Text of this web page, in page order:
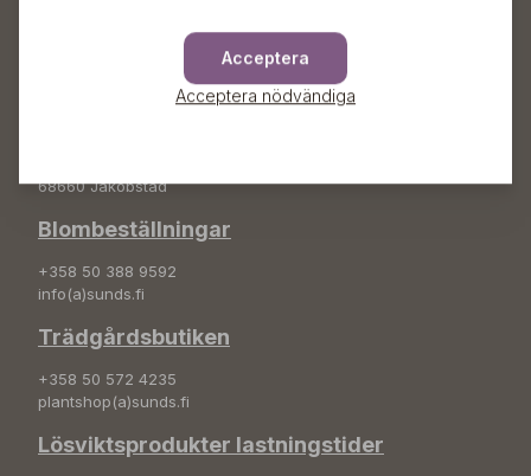
68660 Jakobstad
Blombeställningar
+358 50 388 9592
info(a)sunds.fi
Trädgårdsbutiken
+358 50 572 4235
plantshop(a)sunds.fi
Lösviktsprodukter lastningstider
Acceptera
Acceptera nödvändiga